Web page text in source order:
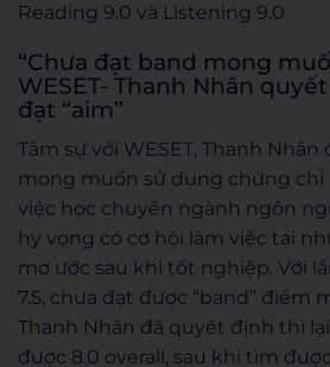
Reading 9.0 và Listening 9.0
“Chưa đạt band mong
WESET- Thanh Nhân
đạt “aim”
Tâm sự với WESET, Thanh Nhân
mong muốn sử dụng chứng chỉ
việc học chuyên ngành ngôn
hy vọng có cơ hội làm việc tại
mơ ước sau khi tốt nghiệp. Với
7.5, chưa đạt được “band” điểm
Thanh Nhân đã quyết định thi
được 8.0 overall, sau khi tìm